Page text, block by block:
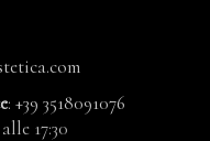
: +39 3518091076
17:30